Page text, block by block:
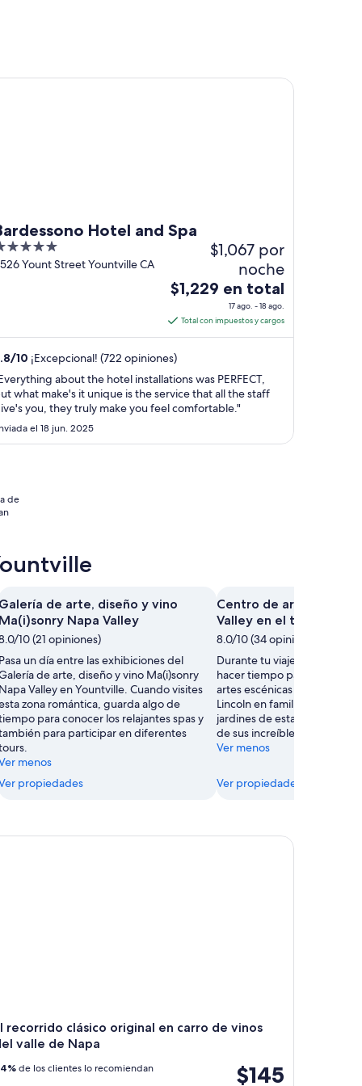
Hotel and Spa
Yount Street Yountville CA
$1,067 por
noche
El
es
de
$1,229
en
total
por
$1,229 en total
17 ago. - 18 ago.
Total con impuestos y cargos
/10 ¡Excepcional! (722 opiniones)
about the hotel installations was PERFECT,
what make's it unique is the service that all the staff
you, they truly make you feel comfortable."
el 18 jun. 2025
Hotel and Spa
de
Galería de arte, diseño y vino
Ma(i)sonry Napa Valley
10 (21 opiniones)
Pasa un día entre las exhibiciones del
de arte, diseño y vino Ma(i)sonry
Napa Valley en Yountville. Cuando visites
zona romántica, guarda algo de
para conocer los relajantes spas y
para participar en diferentes
menos
propiedades
Centro de artes
Valley en el teatro
8.0/10 (34 opiniones)
Durante tu viaje a
hacer tiempo para disfrutar
artes escénicas Napa Valley
Lincoln en familia. Pasea por
jardines de esta zona
de sus increíbles
Ver menos
Ver propiedades
con almuerzo gourmet opcional
recorrido clásico original en carro de vinos
valle de Napa
$145
de los clientes lo recomiendan
clásico original en carro de vinos del valle de Napa